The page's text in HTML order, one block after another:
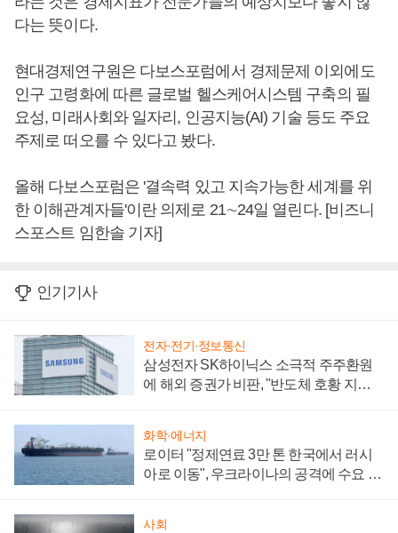
다는 뜻이다.
현대경제연구원은 다보스포럼에서 경제문제 이외에도
인구 고령화에 따른 글로벌 헬스케어시스템 구축의 필
요성, 미래사회와 일자리, 인공지능(AI) 기술 등도 주요
주제로 떠오를 수 있다고 봤다.
올해 다보스포럼은 '결속력 있고 지속가능한 세계를 위
한 이해관계자들'이란 의제로 21∼24일 열린다. [비즈니
스포스트 임한솔 기자]
인기기사
전자·전기·정보통신
삼성전자 SK하이닉스 소극적 주주환원
에 해외 증권가 비판, "반도체 호황 지속
화학·에너지
로이터 "정제연료 3만 톤 한국에서 러시
아로 이동", 우크라이나의 공격에 수요 늘
사회